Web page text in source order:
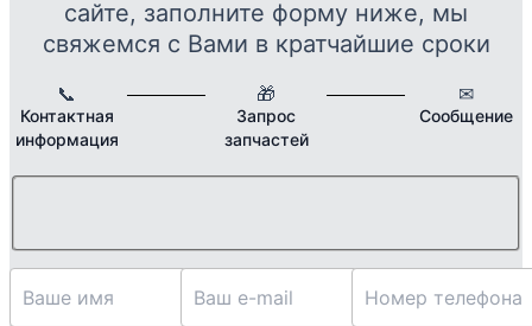
сайте, заполните форму ниже, мы
свяжемся с Вами в кратчайшие сроки
📞
Контактная
информация
🎁
Запрос
запчастей
✉
Сообщение